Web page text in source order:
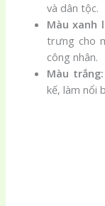
và dân tộc.
Màu xanh
trưng cho
công nhân.
Màu trắng:
kế, làm nổi